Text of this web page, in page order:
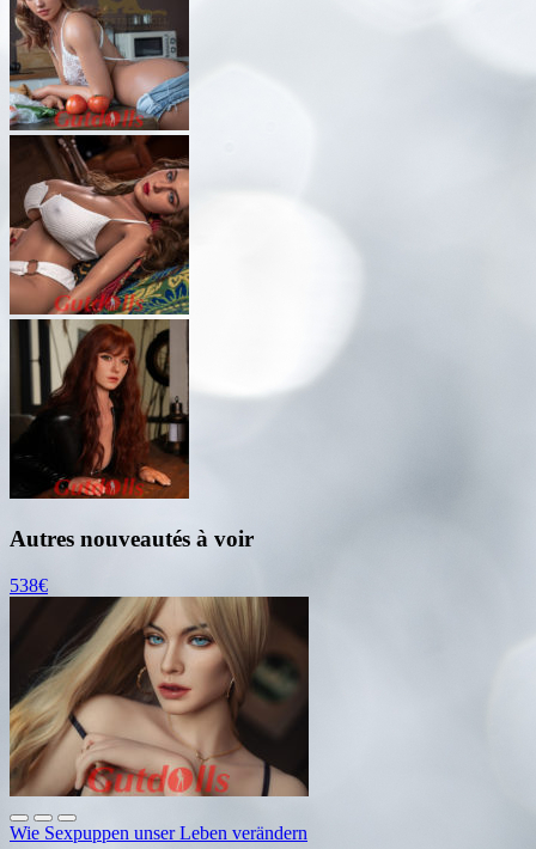
Autres nouveautés à voir
538€
Wie Sexpuppen unser Leben verändern